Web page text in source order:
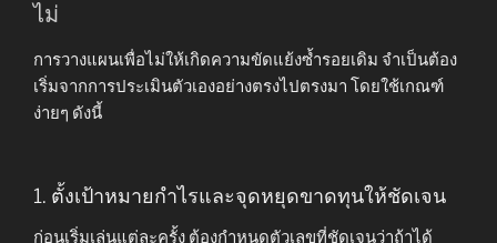
ไม่
การวางแผนเพื่อไม่ให้เกิดความขัดแย้งซ้ำรอยเดิม จำเป็นต้อง
เริ่มจากการประเมินตัวเองอย่างตรงไปตรงมา โดยใช้เกณฑ์
ง่ายๆ ดังนี้
1. ตั้งเป้าหมายกำไรและจุดหยุดขาดทุนให้ชัดเจน
ก่อนเริ่มเล่นแต่ละครั้ง ต้องกำหนดตัวเลขที่ชัดเจนว่าถ้าได้